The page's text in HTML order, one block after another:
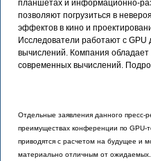
планшетах и информационно-
позволяют погрузиться в
эффектов в кино и
Исследователи работают с
вычислений. Компания обладает
современных вычислений.
Отдельные заявления данного
преимуществах конференции по GPU-
приводятся с расчетом на будущее и
материально отличным от ожидаемых.